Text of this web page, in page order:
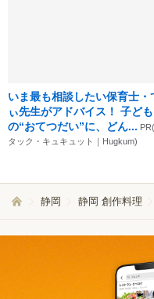
いま最も相談したい保育士・
ぃ先生がアドバイス！ 子ども
の“おてつだい”に、どん...
タック・キュキュット｜Hugkum)
静岡 静岡 創作料理